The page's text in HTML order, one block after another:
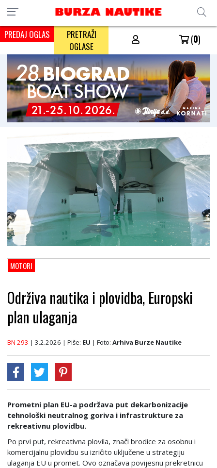
PREDAJ OGLAS
PRETRAŽI
OGLASE
(0)
MOTORI
Održiva nautika i plovidba, Europski
plan ulaganja
BN 293 | 3.2.2026 | Piše: EU | Foto: Arhiva Burze Nautike
Prometni plan EU-a podržava put dekarbonizacije
tehnološki neutralnog goriva i infrastrukture za
rekreativnu plovidbu.
Po prvi put, rekreativna plovila, znači brodice za osobnu i
komercijalnu plovidbu su izričito uključene u strategiju
ulaganja EU u promet. Ovo označava povijesnu prekretnicu